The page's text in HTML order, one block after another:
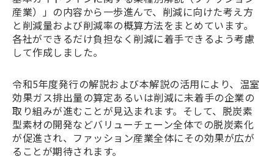
産業）」の内容から一歩進んで、削減に向けた考え方
と削減量および削減率の概算方法をまとめています。
各社ができるだけ負担なく削減に着手できるよう考慮
して作成しました。
令和5年度発行の解説および本解説の活用により、温室
効果ガス排出量の算定あるいは削減に未着手の企業の
取り組みが進むことが見込まれます。そして、脱炭素
型素材の開発などバリューチェーン全体での脱炭素化
が促進され、ファッション産業全体にその効果が広が
ることが期待されます。